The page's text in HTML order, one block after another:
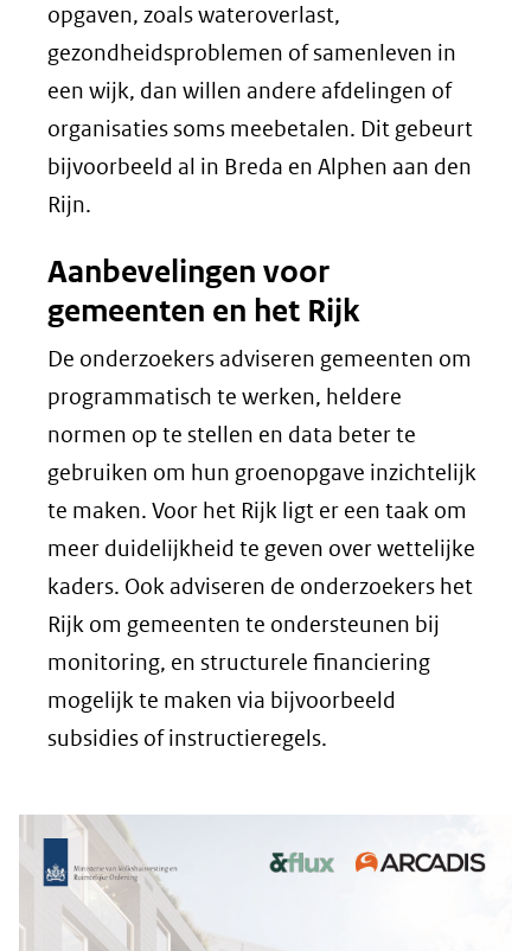
opgaven, zoals wateroverlast,
gezondheidsproblemen of samenleven in
een wijk, dan willen andere afdelingen of
organisaties soms meebetalen. Dit gebeurt
bijvoorbeeld al in Breda en Alphen aan den
Rijn.
Aanbevelingen voor
gemeenten en het Rijk
De onderzoekers adviseren gemeenten om
programmatisch te werken, heldere
normen op te stellen en data beter te
gebruiken om hun groenopgave inzichtelijk
te maken. Voor het Rijk ligt er een taak om
meer duidelijkheid te geven over wettelijke
kaders. Ook adviseren de onderzoekers het
Rijk om gemeenten te ondersteunen bij
monitoring, en structurele financiering
mogelijk te maken via bijvoorbeeld
subsidies of instructieregels.